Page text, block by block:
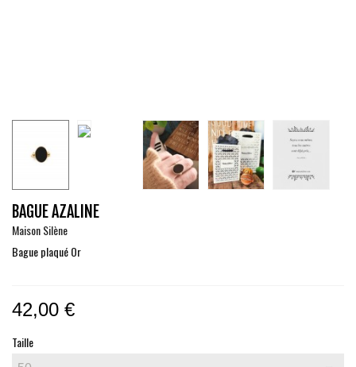
BAGUE AZALINE
Maison Silène
Bague plaqué Or
42,00 €
Taille